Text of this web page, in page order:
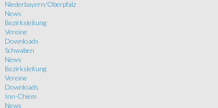
Niederbayern/Oberpfalz
News
Bezirksleitung
Vereine
Downloads
Schwaben
News
Bezirksleitung
Vereine
Downloads
Inn-Chiem
News